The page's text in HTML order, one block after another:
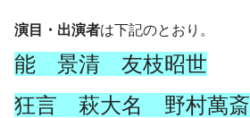
演目・出演者は下記のとおり。
能 景清 友枝昭世
狂言 萩大名
野村萬斎